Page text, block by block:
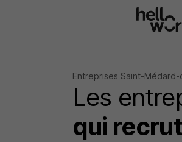
Entreprises Saint-Médard-
Les
qui